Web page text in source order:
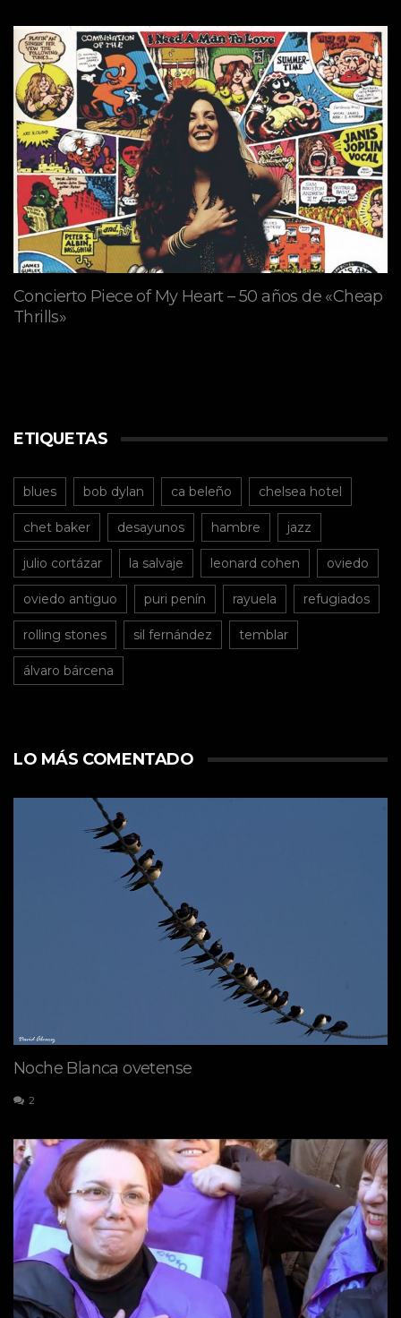
Concierto Piece of My Heart – 50 años de «Cheap
Thrills»
ETIQUETAS
blues bob dylan ca beleño chelsea hotel
chet baker desayunos hambre jazz
julio cortázar la salvaje leonard cohen oviedo
oviedo antiguo puri penín rayuela refugiados
rolling stones sil fernández temblar
álvaro bárcena
LO MÁS COMENTADO
Noche Blanca ovetense
2